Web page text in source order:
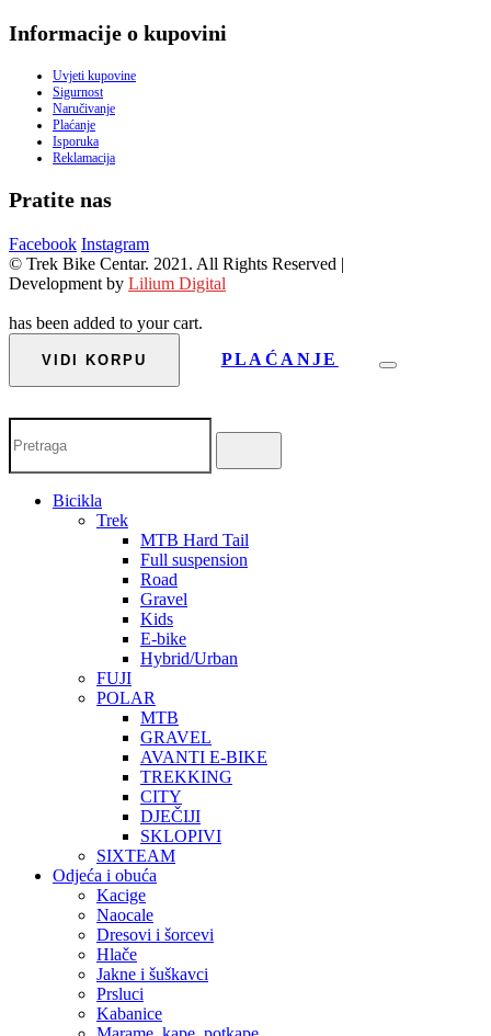
Informacije o kupovini
Uvjeti kupovine
Sigurnost
Naručivanje
Plaćanje
Isporuka
Reklamacija
Pratite nas
Facebook Instagram
© Trek Bike Centar. 2021. All Rights Reserved |
Development by Lilium Digital
has been added to your cart.
VIDI KORPU PLAĆANJE
Bicikla
Trek
MTB Hard Tail
Full suspension
Road
Gravel
Kids
E-bike
Hybrid/Urban
FUJI
POLAR
MTB
GRAVEL
AVANTI E-BIKE
TREKKING
CITY
DJEČIJI
SKLOPIVI
SIXTEAM
Odjeća i obuća
Kacige
Naocale
Dresovi i šorcevi
Hlače
Jakne i šuškavci
Prsluci
Kabanice